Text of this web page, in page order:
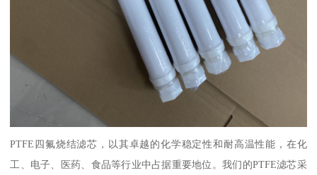
PTFE四氟烧结滤芯，以其卓越的化学稳定性和耐高温性能，在化
工、电子、医药、食品等行业中占据重要地位。我们的PTFE滤芯采